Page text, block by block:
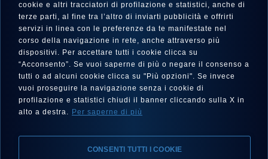
LINGUA
Italiano
SEGUICI SU
cookie e altri tracciatori di profilazione e statistici, anche di
terze parti, al fine tra l’altro di inviarti pubblicità e offrirti
servizi in linea con le preferenze da te manifestate nel
corso della navigazione in rete, anche attraverso più
dispositivi. Per accettare tutti i cookie clicca su
“Acconsento”. Se vuoi saperne di più o negare il consenso a
tutti o ad alcuni cookie clicca su "Più opzioni". Se invece
vuoi proseguire la navigazione senza i cookie di
profilazione e statistici chiudi il banner cliccando sulla X in
alto a destra. Per saperne di più
CONSENTI TUTTI I COOKIE